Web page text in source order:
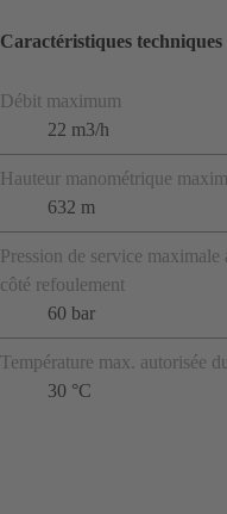
Caractéristiques techniques
Débit maximum
22 m3/h
Hauteur manométrique
632 m
Pression de service maximale
côté refoulement
60 bar
Température max. autorisée
30 °C